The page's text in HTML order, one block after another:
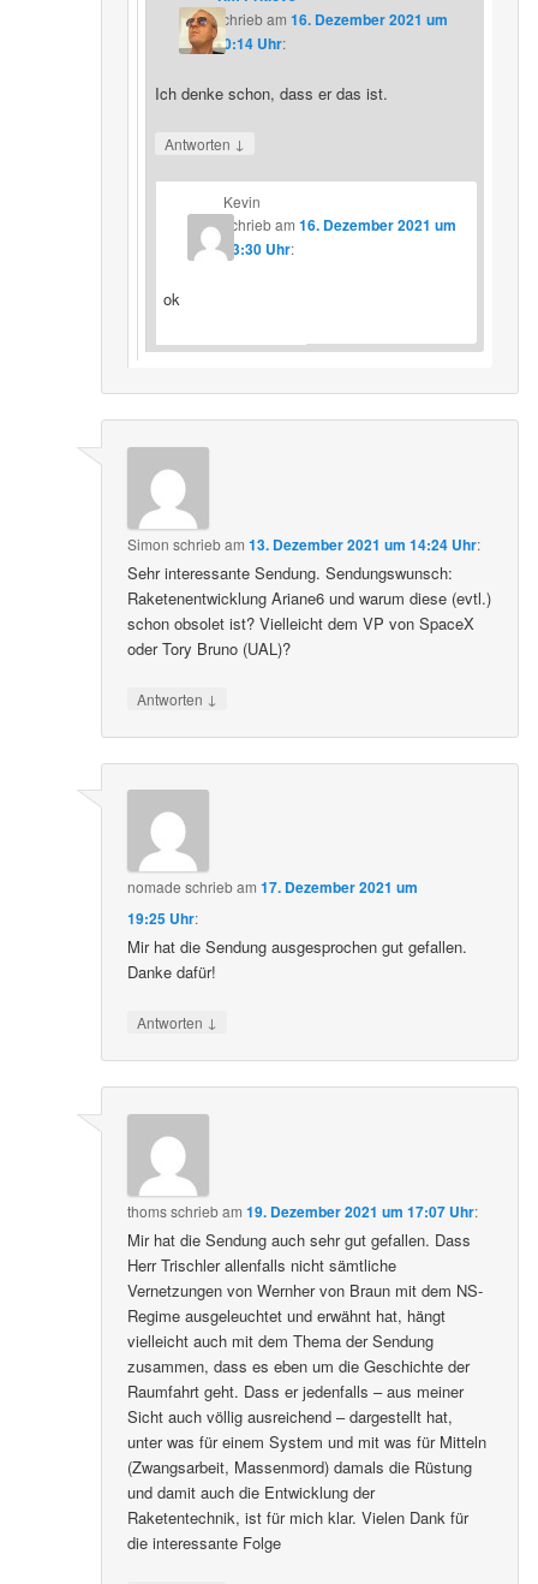
schriebam 16. Dezember 2021 um
20:14 Uhr:
Ich denke schon, dass er das ist.
Antworten ↓
Kevin
schriebam16. Dezember 2021 um
23:30 Uhr:
ok
Simon schriebam13. Dezember 2021 um 14:24 Uhr:
Sehr interessante Sendung. Sendungswunsch:
Raketenentwicklung Ariane6 und warum diese (evtl.)
schon obsolet ist? Vielleicht dem VP von SpaceX
oder Tory Bruno (UAL)?
Antworten ↓
nomade schriebam17. Dezember 2021 um
19:25 Uhr:
Mir hat die Sendung ausgesprochen gut gefallen.
Danke dafür!
Antworten ↓
thomsschriebam19. Dezember 2021 um 17:07 Uhr:
Mir hat die Sendung auch sehr gut gefallen. Dass
Herr Trischler allenfalls nicht sämtliche
Vernetzungen von Wernher von Braun mit dem NS-
Regime ausgeleuchtet und erwähnt hat, hängt
vielleicht auch mit dem Thema der Sendung
zusammen, dass es eben um die Geschichte der
Raumfahrt geht. Dass er jedenfalls – aus meiner
Sicht auch völlig ausreichend – dargestellt hat,
unter was für einem System und mit was für Mitteln
(Zwangsarbeit, Massenmord) damals die Rüstung
und damit auch die Entwicklung der
Raketentechnik, ist für mich klar. Vielen Dank für
die interessante Folge